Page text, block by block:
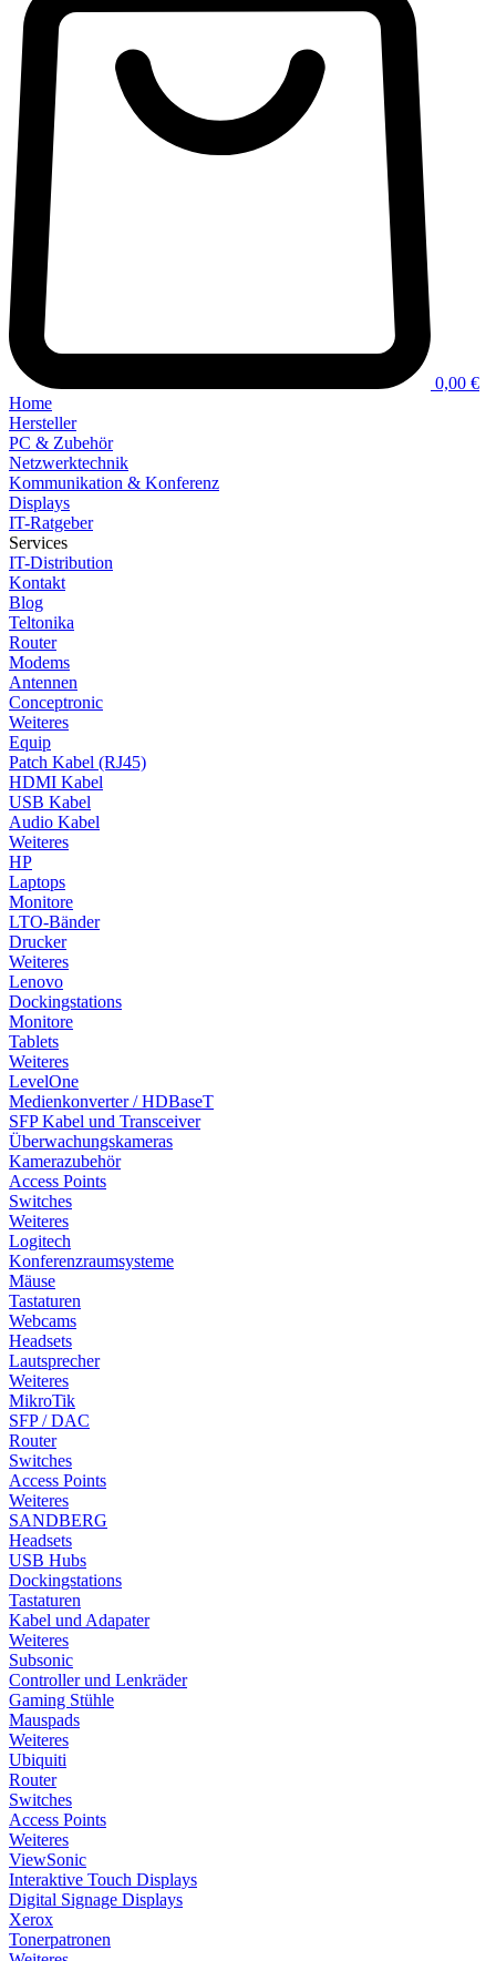
0,00 €
Home
Hersteller
PC & Zubehör
Netzwerktechnik
Kommunikation & Konferenz
Displays
IT-Ratgeber
Services
IT-Distribution
Kontakt
Blog
Teltonika
Router
Modems
Antennen
Conceptronic
Weiteres
Equip
Patch Kabel (RJ45)
HDMI Kabel
USB Kabel
Audio Kabel
Weiteres
HP
Laptops
Monitore
LTO-Bänder
Drucker
Weiteres
Lenovo
Dockingstations
Monitore
Tablets
Weiteres
LevelOne
Medienkonverter / HDBaseT
SFP Kabel und Transceiver
Überwachungskameras
Kamerazubehör
Access Points
Switches
Weiteres
Logitech
Konferenzraumsysteme
Mäuse
Tastaturen
Webcams
Headsets
Lautsprecher
Weiteres
MikroTik
SFP / DAC
Router
Switches
Access Points
Weiteres
SANDBERG
Headsets
USB Hubs
Dockingstations
Tastaturen
Kabel und Adapater
Weiteres
Subsonic
Controller und Lenkräder
Gaming Stühle
Mauspads
Weiteres
Ubiquiti
Router
Switches
Access Points
Weiteres
ViewSonic
Interaktive Touch Displays
Digital Signage Displays
Xerox
Tonerpatronen